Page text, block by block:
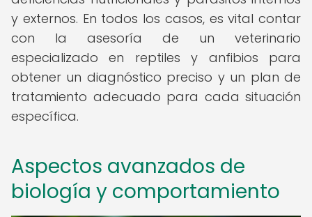
y externos. En todos los casos, es vital contar
con la asesoría de un veterinario
especializado en reptiles y anfibios para
obtener un diagnóstico preciso y un plan de
tratamiento adecuado para cada situación
específica.
Aspectos avanzados de
biología y comportamiento